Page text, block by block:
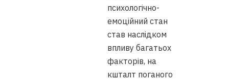
психологічно-
емоційний стан
став наслідком
впливу багатьох
факторів, на
кшталт поганого